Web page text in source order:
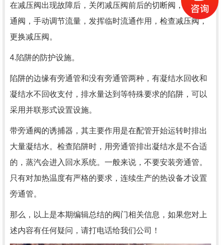
在减压阀出现故障后，关闭减压阀前后的切断阀，打开旁
通阀，手动调节流量，发挥临时流通作用，检查减压阀，
更换减压阀。
4.陷阱的防护设施。
陷阱的边缘有旁通管和没有旁通管两种，有凝结水回收和
凝结水不回收支付，排水量达到等特殊要求的陷阱，可以
采用并联形式设置设施。
带旁通阀的诱捕器，其主要作用是在配管开始运转时排出
大量凝结水。检查陷阱时，用旁通管排出凝结水是不合适
的，蒸汽会进入回水系统。一般来说，不要安装旁通管。
只有对加热温度有严格的要求，连续生产的热设备才设置
旁通管。
那么，以上是本期编辑总结的阀门相关信息，如果您对上
述内容有任何疑问，请打电话给我们公司！